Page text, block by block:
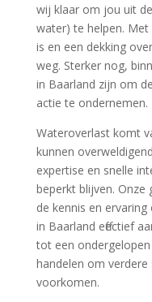
wij klaar om jou uit
water) te helpen.​
is en een dekking
weg.​ Sterker nog,
in Baarland zijn om
actie te ondernemen.​
Wateroverlast komt
kunnen
expertise en snelle
beperkt blijven.​ Onze
de kennis en
in Baarland effectief
tot een
handelen om
voorkomen.​